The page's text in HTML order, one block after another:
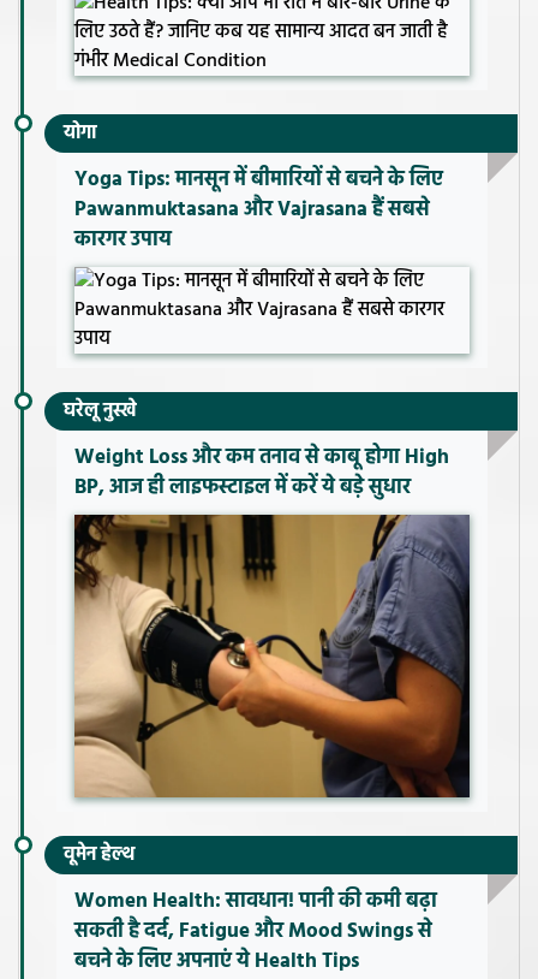
योगा
Yoga Tips: मानसून में बीमारियों से बचने के लिए
Pawanmuktasana और Vajrasana हैं सबसे
कारगर उपाय
घरेलू नुस्खे
Weight Loss और कम तनाव से काबू होगा High
BP, आज ही लाइफस्टाइल में करें ये बड़े सुधार
वूमेन हेल्थ
Women Health: सावधान! पानी की कमी बढ़ा
सकती है दर्द, Fatigue और Mood Swings से
बचने के लिए अपनाएं ये Health Tips